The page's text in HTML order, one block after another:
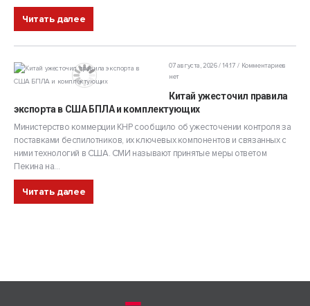
Читать далее
07 августа, 2026 / 14:17
Комментариев
нет
Китай ужесточил правила
экспорта в США БПЛА и комплектующих
Министерство коммерции КНР сообщило об ужесточении контроля за
поставками беспилотников, их ключевых компонентов и связанных с
ними технологий в США. СМИ называют принятые меры ответом
Пекина на...
Читать далее